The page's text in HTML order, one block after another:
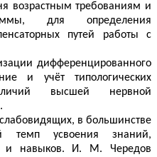
возрастным требованиям и
для определения
путей работы с
дифференцированного
и учёт типологических
высшей нервной
в большинстве
темп усвоения знаний,
и навыков. И. М. Чередов